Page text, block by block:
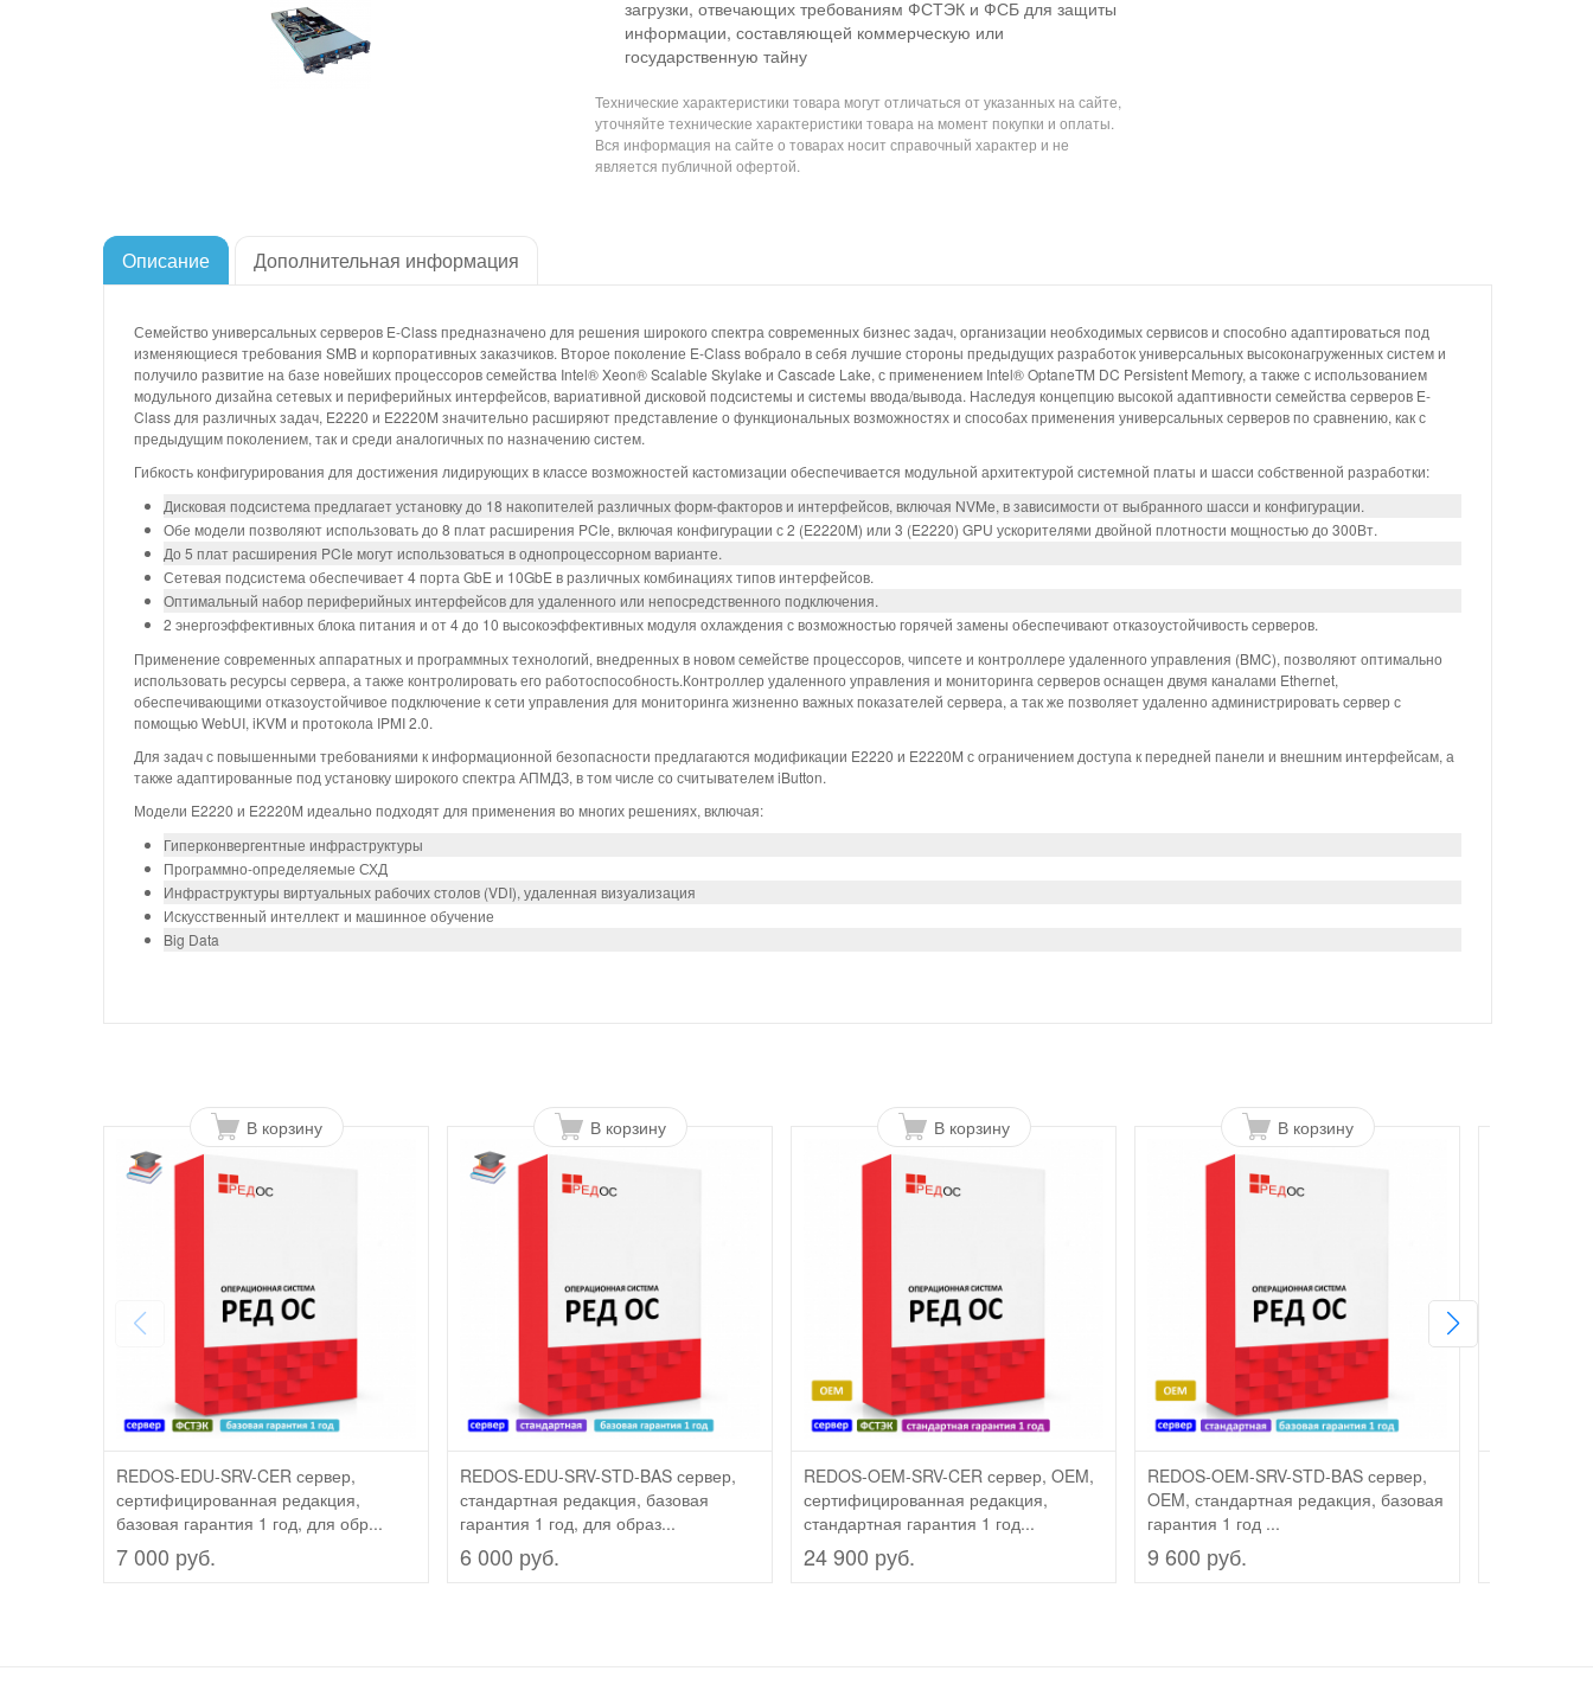
загрузки, отвечающих требованиям ФСТЭК и ФСБ для защиты
информации, составляющей коммерческую или
государственную тайну
Технические характеристики товара могут отличаться от указанных на сайте,
уточняйте технические характеристики товара на момент покупки и оплаты.
Вся информация на сайте о товарах носит справочный характер и не
является публичной офертой.
Описание Дополнительная информация
Семейство универсальных серверов E-Class предназначено для решения широкого спектра современных бизнес задач, организации необходимых сервисов и способно адаптироваться под
изменяющиеся требования SMB и корпоративных заказчиков. Второе поколение E-Class вобрало в себя лучшие стороны предыдущих разработок универсальных высоконагруженных систем и
получило развитие на базе новейших процессоров семейства Intel® Xeon® Scalable Skylake и Cascade Lake, с применением Intel® OptaneTM DC Persistent Memory, а также с использованием
модульного дизайна сетевых и периферийных интерфейсов, вариативной дисковой подсистемы и системы ввода/вывода. Наследуя концепцию высокой адаптивности семейства серверов E-
Class для различных задач, E2220 и E2220M значительно расширяют представление о функциональных возможностях и способах применения универсальных серверов по сравнению, как с
предыдущим поколением, так и среди аналогичных по назначению систем.
Гибкость конфигурирования для достижения лидирующих в классе возможностей кастомизации обеспечивается модульной архитектурой системной платы и шасси собственной разработки:
Дисковая подсистема предлагает установку до 18 накопителей различных форм-факторов и интерфейсов, включая NVMe, в зависимости от выбранного шасси и конфигурации.
Обе модели позволяют использовать до 8 плат расширения PCIe, включая конфигурации с 2 (E2220M) или 3 (E2220) GPU ускорителями двойной плотности мощностью до 300Вт.
До 5 плат расширения PCIe могут использоваться в однопроцессорном варианте.
Сетевая подсистема обеспечивает 4 порта GbE и 10GbE в различных комбинациях типов интерфейсов.
Оптимальный набор периферийных интерфейсов для удаленного или непосредственного подключения.
2 энергоэффективных блока питания и от 4 до 10 высокоэффективных модуля охлаждения с возможностью горячей замены обеспечивают отказоустойчивость серверов.
Применение современных аппаратных и программных технологий, внедренных в новом семействе процессоров, чипсете и контроллере удаленного управления (BMC), позволяют оптимально
использовать ресурсы сервера, а также контролировать его работоспособность.Контроллер удаленного управления и мониторинга серверов оснащен двумя каналами Ethernet,
обеспечивающими отказоустойчивое подключение к сети управления для мониторинга жизненно важных показателей сервера, а так же позволяет удаленно администрировать сервер с
помощью WebUI, iKVM и протокола IPMI 2.0.
Для задач с повышенными требованиями к информационной безопасности предлагаются модификации E2220 и E2220M с ограничением доступа к передней панели и внешним интерфейсам, а
также адаптированные под установку широкого спектра АПМДЗ, в том числе со считывателем iButton.
Модели E2220 и E2220M идеально подходят для применения во многих решениях, включая:
Гиперконвергентные инфраструктуры
Программно-определяемые СХД
Инфраструктуры виртуальных рабочих столов (VDI), удаленная визуализация
Искусственный интеллект и машинное обучение
Big Data
В корзину
REDOS-EDU-SRV-CER сервер,
сертифицированная редакция,
базовая гарантия 1 год, для обр...
7 000 руб.
В корзину
REDOS-EDU-SRV-STD-BAS сервер,
стандартная редакция, базовая
гарантия 1 год, для образ...
6 000 руб.
В корзину
REDOS-OEM-SRV-CER сервер, OEM,
сертифицированная редакция,
стандартная гарантия 1 год...
24 900 руб.
В корзину
REDOS-OEM-SRV-STD-BAS сервер,
OEM, стандартная редакция, базовая
гарантия 1 год ...
9 600 руб.